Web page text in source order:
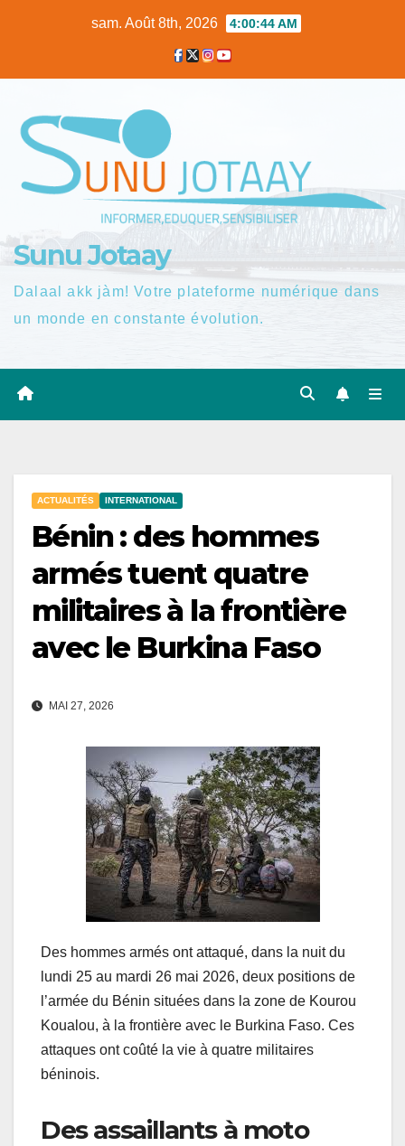
sam. Août 8th, 2026 4:00:45 AM
Sunu Jotaay
Dalaal akk jàm! Votre plateforme numérique dans
un monde en constante évolution.
ACTUALITÉS INTERNATIONAL
Bénin : des hommes
armés tuent quatre
militaires à la frontière
avec le Burkina Faso
MAI 27, 2026
Des hommes armés ont attaqué, dans la nuit du
lundi 25 au mardi 26 mai 2026, deux positions de
l’armée du Bénin situées dans la zone de Kourou
Koualou, à la frontière avec le Burkina Faso. Ces
attaques ont coûté la vie à quatre militaires
béninois.
Des assaillants à moto